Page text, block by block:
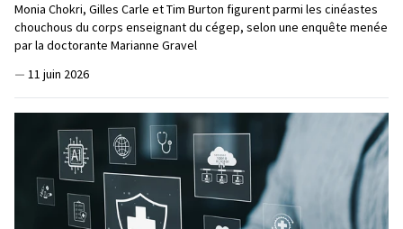
Monia Chokri, Gilles Carle et Tim Burton figurent parmi les cinéastes
chouchous du corps enseignant du cégep, selon une enquête menée
par la doctorante Marianne Gravel
— 11 juin 2026